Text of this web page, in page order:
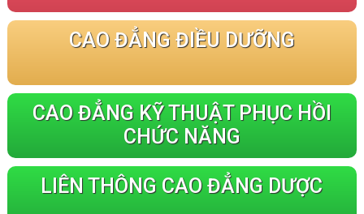
CAO ĐẲNG ĐIỀU DƯỠNG
CAO ĐẲNG KỸ THUẬT PHỤC HỒI
CHỨC NĂNG
LIÊN THÔNG CAO ĐẲNG DƯỢC